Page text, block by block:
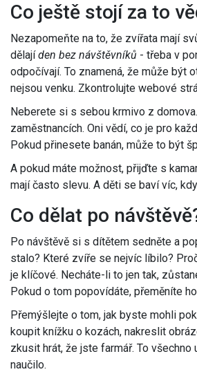
Co ještě stojí za to
Nezapomeňte na to, že zvířata mají
dělajíden bez návštěvníků - třeba v
odpočívají. To znamená, že může být
nejsou venku. Zkontrolujte webové
Neberete si s sebou krmivo z
zaměstnancích. Oni vědí, co je pro
Pokud přinesete banán, může to být
A pokud máte možnost, přijďte s
mají často slevu. A děti se baví víc,
Co dělat po
Po návštěvě si s dítětem sedněte a
stalo? Které zvíře se nejvíc líbilo?
je klíčové. Necháte-li to jen tak,
Pokud o tom popovídáte, přeměníte
Přemýšlejte o tom, jak byste mohli
koupit knížku o kozách, nakreslit
zkusit hrát, že jste farmář. To všechno
naučilo.